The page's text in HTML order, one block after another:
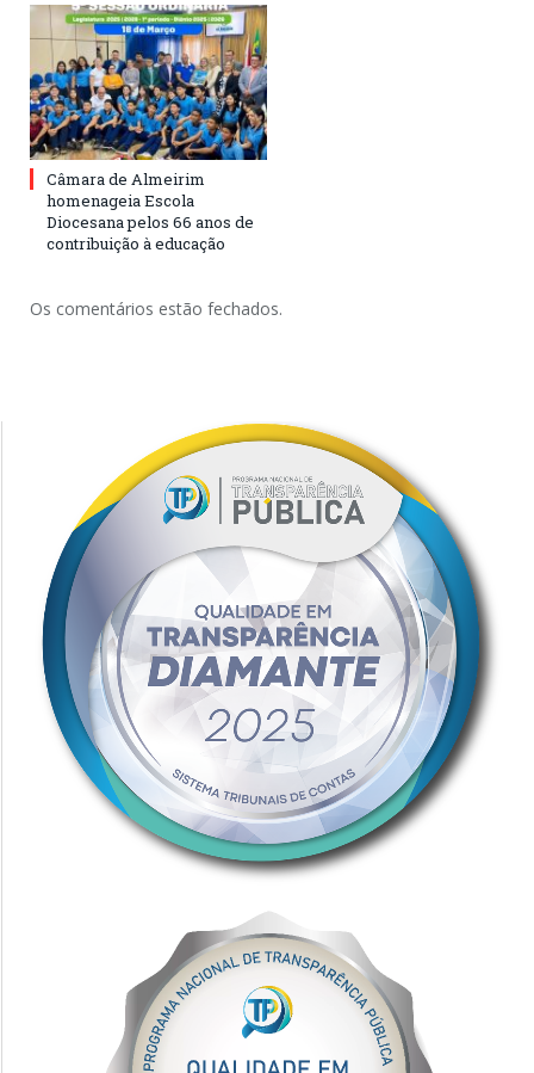
Câmara de Almeirim
homenageia Escola
Diocesana pelos 66 anos de
contribuição à educação
Os comentários estão fechados.